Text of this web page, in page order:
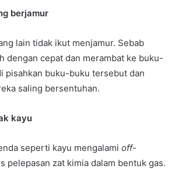
berjamur
lain tidak ikut menjamur. Sebab
dengan cepat dan merambat ke buku-
pisahkan buku-buku tersebut dan
saling bersentuhan.
kayu
seperti kayu mengalami off-
pelepasan zat kimia dalam bentuk gas.